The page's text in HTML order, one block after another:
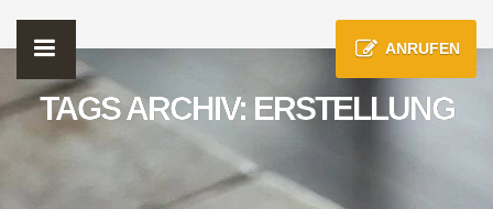
ANRUFEN
TAGS ARCHIV: ERSTELLUNG